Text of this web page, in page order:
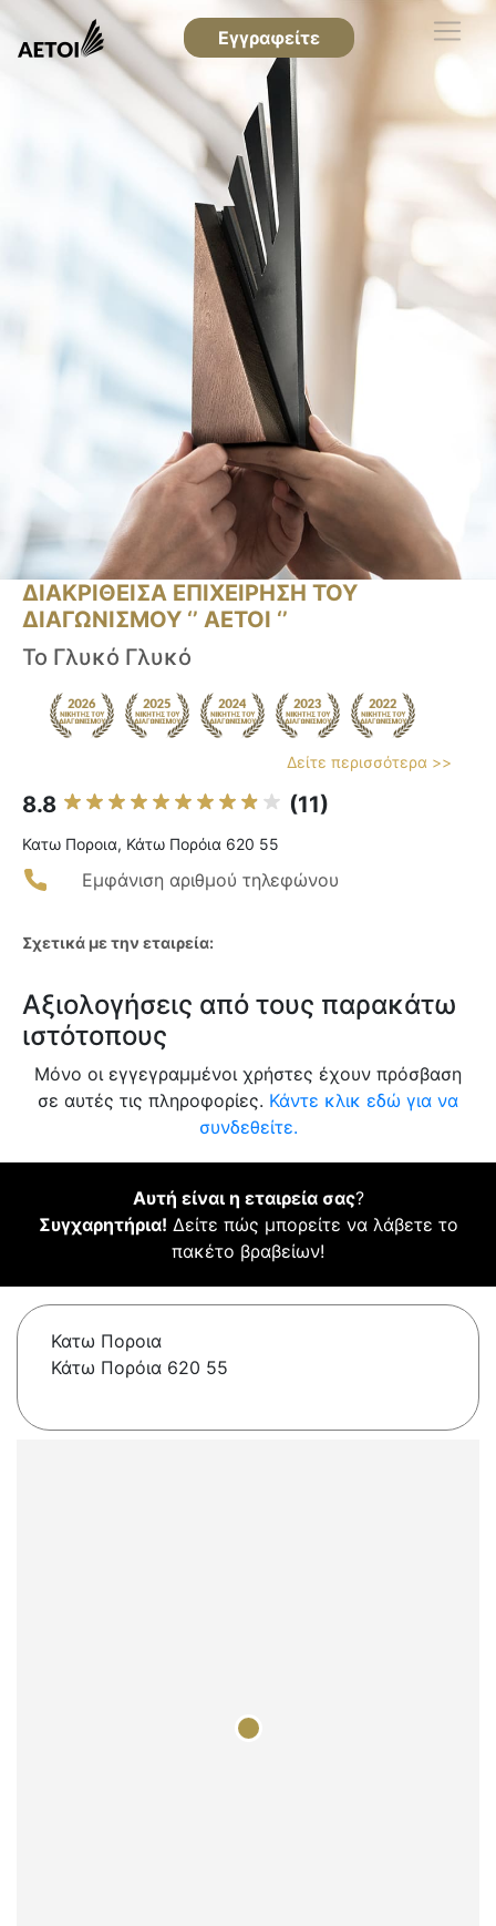
Εγγραφείτε
ΔΙΑΚΡΙΘΕΙΣΑ ΕΠΙΧΕΙΡΗΣΗ ΤΟΥ
ΔΙΑΓΩΝΙΣΜΟΥ ‘’ ΑΕΤΟΙ ‘’
Το Γλυκό Γλυκό
Δείτε περισσότερα >>
8.8 (11)
Κατω Ποροια, Κάτω Πορόια 620 55
Εμφάνιση αριθμού τηλεφώνου
Σχετικά με την εταιρεία:
Αξιολογήσεις από τους παρακάτω
ιστότοπους
Μόνο οι εγγεγραμμένοι χρήστες έχουν πρόσβαση
σε αυτές τις πληροφορίες. Κάντε κλικ εδώ για να
συνδεθείτε.
Αυτή είναι η εταιρεία σας?
Συγχαρητήρια! Δείτε πώς μπορείτε να λάβετε το
πακέτο βραβείων!
Κατω Ποροια
Κάτω Πορόια 620 55